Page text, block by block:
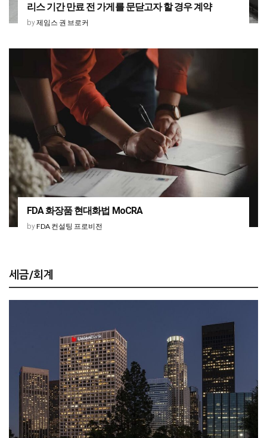
리스 기간 만료 전 가게를 문닫고자 할 경우 계약
by제임스 권 브로커
FDA 화장품 현대화법 MoCRA
byFDA 컨설팅 프로비전
세금/회계